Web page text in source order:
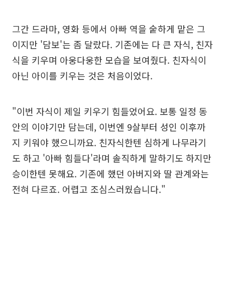
그간 드라마, 영화 등에서 아빠 역을 숱하게 맡은 그
이지만 '담보'는 좀 달랐다. 기존에는 다 큰 자식, 친자
식을 키우며 아웅다웅한 모습을 보여줬다. 친자식이
아닌 아이를 키우는 것은 처음이었다.
"이번 자식이 제일 키우기 힘들었어요. 보통 일정 동
안의 이야기만 담는데, 이번엔 9살부터 성인 이후까
지 키워야 했으니까요. 친자식한텐 심하게 나무라기
도 하고 '아빠 힘들다'라며 솔직하게 말하기도 하지만
승이한텐 못해요. 기존에 했던 아버지와 딸 관계와는
전혀 다르죠. 어렵고 조심스러웠습니다."